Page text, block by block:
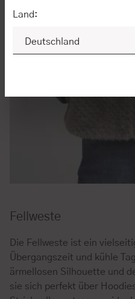
Fellweste
Die Fellweste ist ein
Übergangszeit und kühle
ärmellosen Silhouette und
sie sich perfekt über
Land: